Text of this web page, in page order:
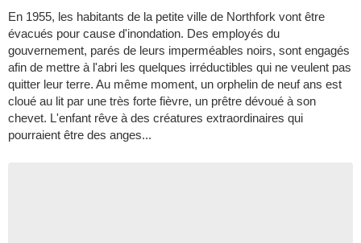
En 1955, les habitants de la petite ville de Northfork vont être
évacués pour cause d'inondation. Des employés du
gouvernement, parés de leurs imperméables noirs, sont engagés
afin de mettre à l'abri les quelques irréductibles qui ne veulent pas
quitter leur terre. Au même moment, un orphelin de neuf ans est
cloué au lit par une très forte fièvre, un prêtre dévoué à son
chevet. L'enfant rêve à des créatures extraordinaires qui
pourraient être des anges...